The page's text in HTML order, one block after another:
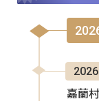
2026
嘉蘭